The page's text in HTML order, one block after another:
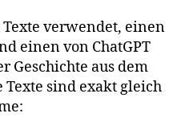
verwendet, einen
einen von ChatGPT
Geschichte aus dem
sind exakt gleich